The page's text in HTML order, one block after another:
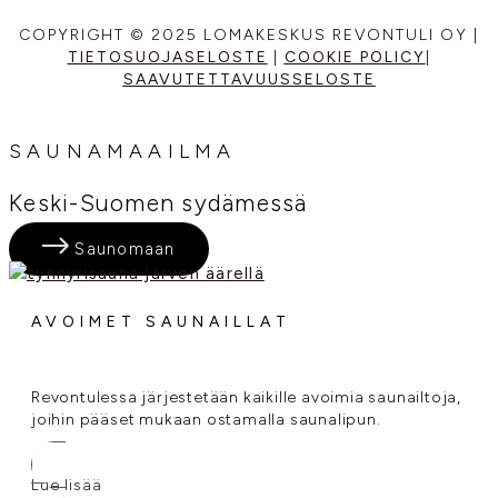
COPYRIGHT © 2025 LOMAKESKUS REVONTULI OY |
TIETOSUOJASELOSTE
COOKIE POLICY
SAAVUTETTAVUUSSELOSTE
SAUNAMAAILMA
Keski-Suomen sydämessä
Saunomaan
AVOIMET SAUNAILLAT
Revontulessa järjestetään kaikille avoimia saunailtoja,
joihin pääset mukaan ostamalla saunalipun.
Lue lisää